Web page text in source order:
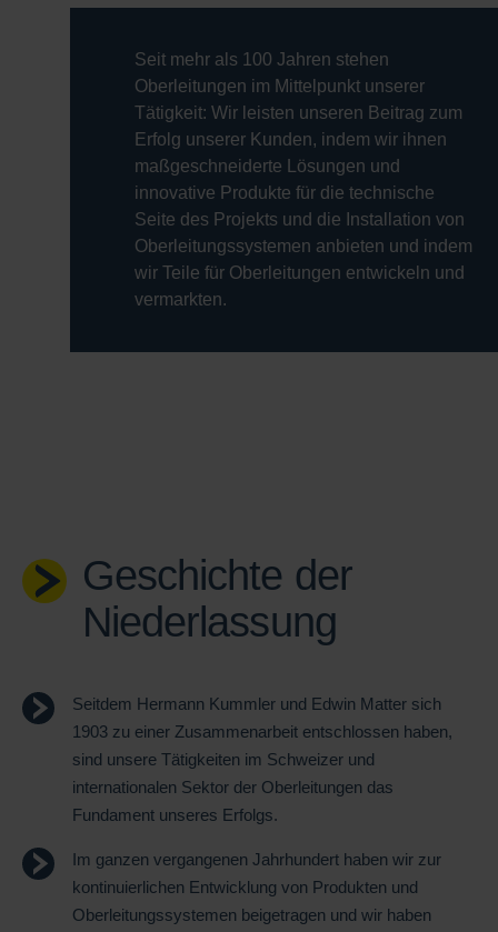
Seit mehr als 100 Jahren stehen
Oberleitungen im Mittelpunkt unserer
Tätigkeit: Wir leisten unseren Beitrag zum
Erfolg unserer Kunden, indem wir ihnen
maßgeschneiderte Lösungen und
innovative Produkte für die technische
Seite des Projekts und die Installation von
Oberleitungssystemen anbieten und indem
wir Teile für Oberleitungen entwickeln und
vermarkten.
Geschichte der
Niederlassung
Seitdem Hermann Kummler und Edwin Matter sich
1903 zu einer Zusammenarbeit entschlossen haben,
sind unsere Tätigkeiten im Schweizer und
internationalen Sektor der Oberleitungen das
Fundament unseres Erfolgs.
Im ganzen vergangenen Jahrhundert haben wir zur
kontinuierlichen Entwicklung von Produkten und
Oberleitungssystemen beigetragen und wir haben